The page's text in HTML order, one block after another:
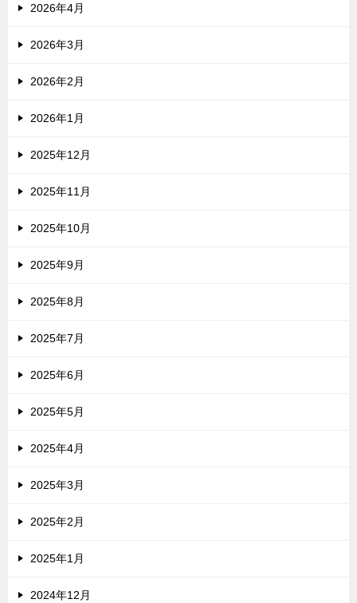
2026年4月
2026年3月
2026年2月
2026年1月
2025年12月
2025年11月
2025年10月
2025年9月
2025年8月
2025年7月
2025年6月
2025年5月
2025年4月
2025年3月
2025年2月
2025年1月
2024年12月